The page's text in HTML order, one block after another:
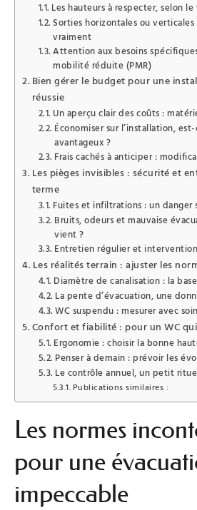
Les hauteurs à respecter, selon
Sorties horizontales ou
vraiment
Attention aux besoins
mobilité réduite (PMR)
Bien gérer le budget pour une
réussie
Un aperçu clair des coûts :
Économiser sur l’installation,
avantageux ?
Frais cachés à anticiper :
Les pièges invisibles : sécurité et
terme
Fuites et infiltrations : un danger
Bruits, odeurs et mauvaise
vient ?
Entretien régulier et
Les réalités terrain : ajuster les
Diamètre de canalisation : la
La pente d’évacuation, une
WC suspendu : mesurer avec soin
Confort et fiabilité : pour un WC
Ergonomie : choisir la bonne
Penser à demain : prévoir les
Le contrôle annuel, un petit
Publications similaires :
Les normes
pour une
impeccable